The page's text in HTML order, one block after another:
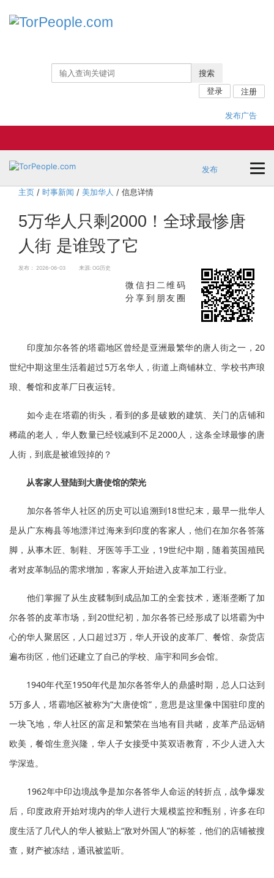
搜索
登录
注册
发布广告
发布
主页 / 时事新闻 / 美加华人 / 信息详情
5万华人只剩2000！全球最惨唐
人街 是谁毁了它
发布： 2026-06-03 来源: OG历史
微信扫二维码
分享到朋友圈
印度加尔各答的塔霸地区曾经是亚洲最繁华的唐人街之一，20
世纪中期这里生活着超过5万名华人，街道上商铺林立、学校书声琅
琅、餐馆和皮革厂日夜运转。
如今走在塔霸的街头，看到的多是破败的建筑、关门的店铺和
稀疏的老人，华人数量已经锐减到不足2000人，这条全球最惨的唐
人街，到底是被谁毁掉的？
从客家人登陆到大唐使馆的荣光
加尔各答华人社区的历史可以追溯到18世纪末，最早一批华人
是从广东梅县等地漂洋过海来到印度的客家人，他们在加尔各答落
脚，从事木匠、制鞋、牙医等手工业，19世纪中期，随着英国殖民
者对皮革制品的需求增加，客家人开始进入皮革加工行业。
他们掌握了从生皮鞣制到成品加工的全套技术，逐渐垄断了加
尔各答的皮革市场，到20世纪初，加尔各答已经形成了以塔霸为中
心的华人聚居区，人口超过3万，华人开设的皮革厂、餐馆、杂货店
遍布街区，他们还建立了自己的学校、庙宇和同乡会馆。
1940年代至1950年代是加尔各答华人的鼎盛时期，总人口达到
5万多人，塔霸地区被称为“大唐使馆”，意思是这里像中国驻印度的
一块飞地，华人社区的富足和繁荣在当地有目共睹，皮革产品远销
欧美，餐馆生意兴隆，华人子女接受中英双语教育，不少人进入大
学深造。
1962年中印边境战争是加尔各答华人命运的转折点，战争爆发
后，印度政府开始对境内的华人进行大规模监控和甄别，许多在印
度生活了几代人的华人被贴上“敌对外国人”的标签，他们的店铺被搜
查，财产被冻结，通讯被监听。